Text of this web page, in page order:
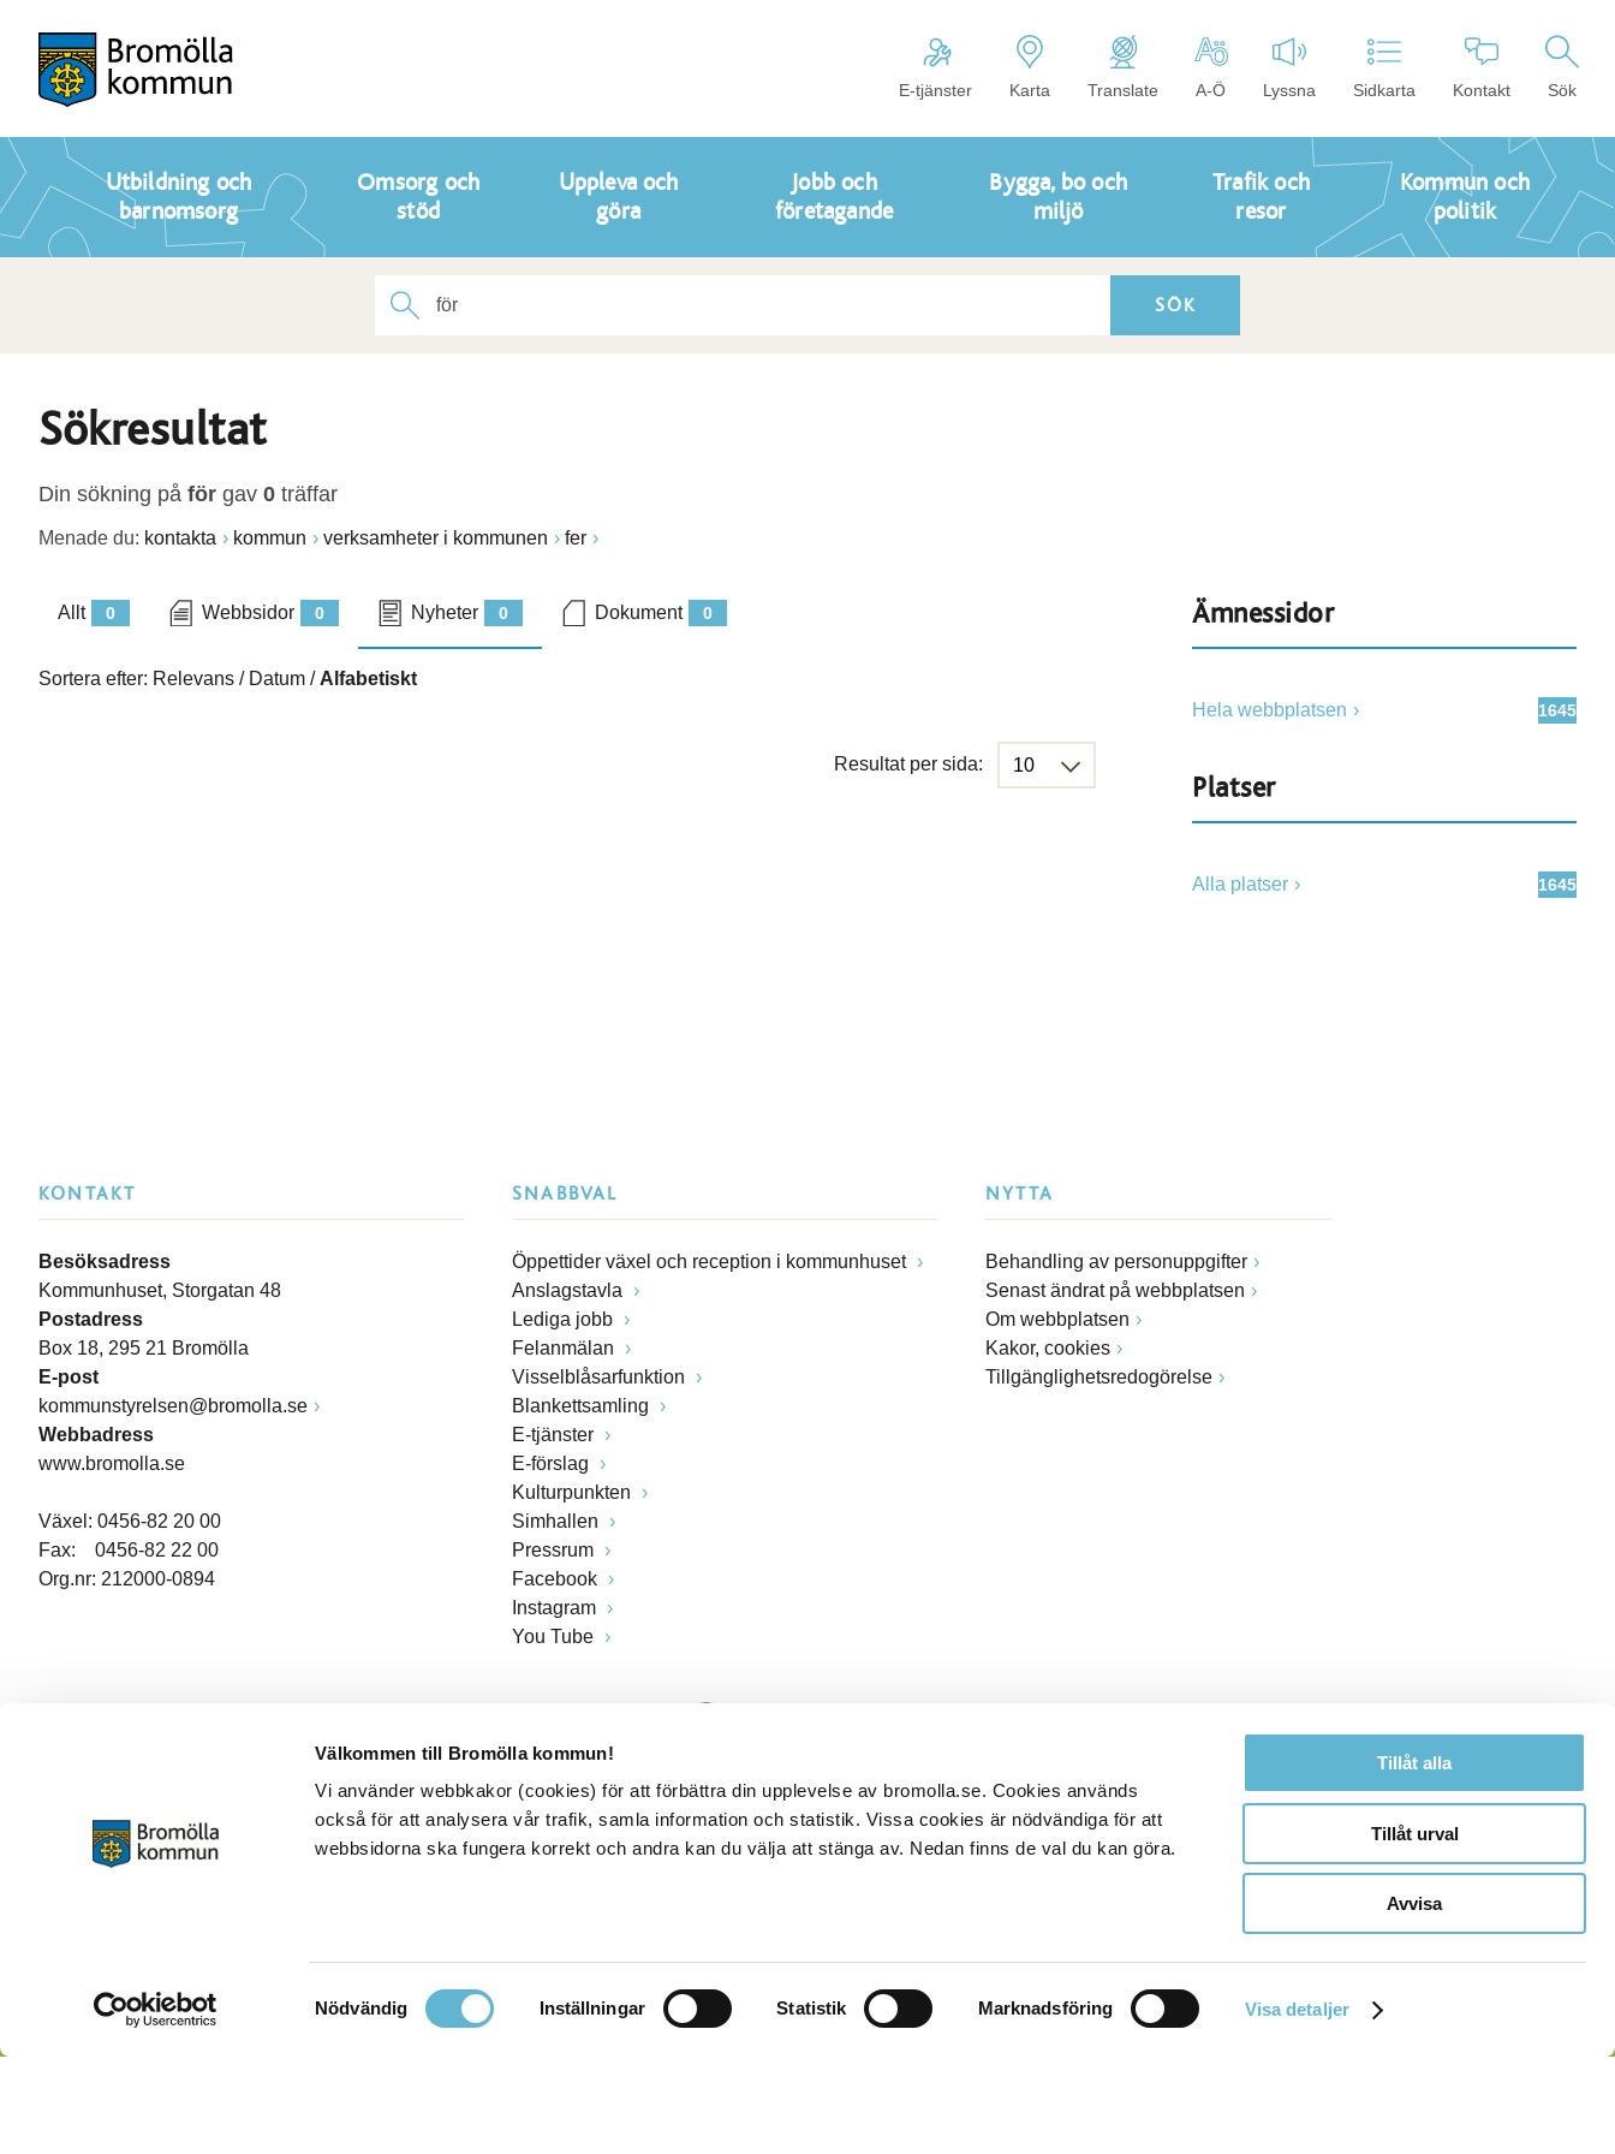
Välkommen till Bromölla kommun!
Vi använder webbkakor (cookies) för att förbättra din upplevelse av bromolla.se. Cookies används
också för att analysera vår trafik, samla information och statistik. Vissa cookies är nödvändiga för att
webbsidorna ska fungera korrekt och andra kan du välja att stänga av. Nedan finns de val du kan göra.
Samtyckesval
Nödvändig Inställningar Statistik Marknadsföring Visa detaljer
Tillåt alla
Tillåt urval
Avvisa
E-tjänster Karta Translate A-Ö Lyssna Sidkarta Kontakt Sök
Utbildning och
barnomsorg
Omsorg och
stöd
Uppleva och
göra
Jobb och
företagande
Bygga, bo och
miljö
Trafik och
resor
Kommun och
politik
Sökresultat
Din sökning på för gav 0 träffar
Menade du: kontakta kommun verksamheter i kommunen fer
0
Allt 0
Webbsidor 0
Nyheter 0
Dokument
Sortera efter: Relevans / Datum / Alfabetiskt
Resultat per sida:
Ämnessidor
1645
Hela webbplatsen
Platser
1645
Alla platser
KONTAKT
Besöksadress
Kommunhuset, Storgatan 48
Postadress
Box 18, 295 21 Bromölla
E-post
kommunstyrelsen@bromolla.se
Webbadress
www.bromolla.se
Växel: 0456-82 20 00
Fax: 0456-82 22 00
Org.nr: 212000-0894
SNABBVAL
Öppettider växel och reception i kommunhuset
Anslagstavla
Lediga jobb
Felanmälan
Visselblåsarfunktion
Blankettsamling
E-tjänster
E-förslag
Kulturpunkten
Simhallen
Pressrum
Facebook
Instagram
You Tube
NYTTA
Behandling av personuppgifter
Senast ändrat på webbplatsen
Om webbplatsen
Kakor, cookies
Tillgänglighetsredogörelse